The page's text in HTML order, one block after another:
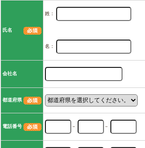
氏名
姓：
名：
会社名
都道府県
電話番号 － －